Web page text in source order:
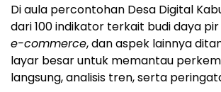
Di aula percontohan Desa Digital
dari 100 indikator terkait budi daya pir
e-commerce, dan aspek lainnya
layar besar untuk memantau
langsung, analisis tren, serta